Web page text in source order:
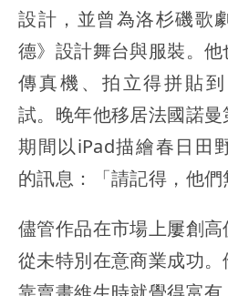
設計，並曾為洛杉磯歌
德》設計舞台與服裝。
傳真機、拍立得拼貼
試。晚年他移居法國諾
期間以iPad描繪春日田
的訊息：「請記得，他們
儘管作品在市場上屢創
從未特別在意商業成功